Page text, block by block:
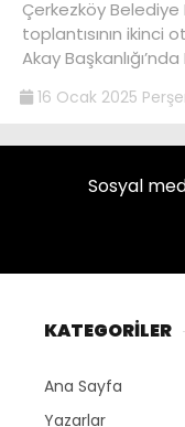
Çerkezköy Belediye
toplantısının ikinci
Akay
16 Ocak 2025
Sosyal
KATEGORİLER
Ana Sayfa
Yazarlar